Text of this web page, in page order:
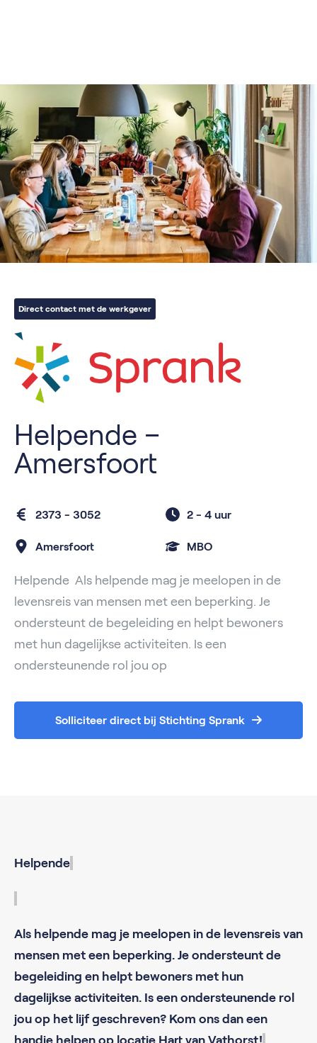
Direct contact met de werkgever
Helpende –
Amersfoort
2373 - 3052 2 - 4 uur
Amersfoort MBO
Helpende Als helpende mag je meelopen in de
levensreis van mensen met een beperking. Je
ondersteunt de begeleiding en helpt bewoners
met hun dagelijkse activiteiten. Is een
ondersteunende rol jou op
Solliciteer direct bij Stichting Sprank
Helpende
Als helpende mag je meelopen in de levensreis van
mensen met een beperking. Je ondersteunt de
begeleiding en helpt bewoners met hun
dagelijkse activiteiten. Is een ondersteunende rol
jou op het lijf geschreven? Kom ons dan een
handje helpen op locatie Hart van Vathorst!